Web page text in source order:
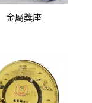
金屬獎座